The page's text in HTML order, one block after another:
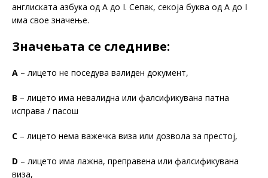
англиската азбука од А до I. Сепак, секоја буква од А до I
има свое значење.
Значењата се следниве:
А – лицето не поседува валиден документ,
B – лицето има невалидна или фалсификувана патна
исправа / пасош
C – лицето нема важечка виза или дозвола за престој,
D – лицето има лажна, преправена или фалсификувана
виза,